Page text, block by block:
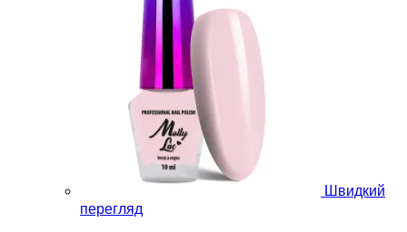
Швидкий
перегляд